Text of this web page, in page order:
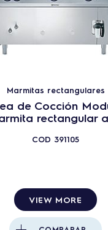
Marmitas rectangulares
de Cocción
rectangular
COD 391105
VIEW MORE